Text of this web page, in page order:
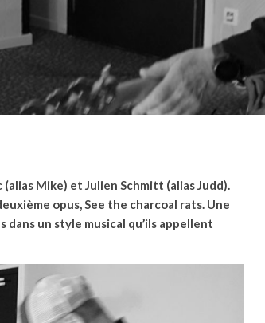
Mike) et Julien Schmitt (alias Judd).
opus, See the charcoal rats. Une
un style musical qu’ils appellent